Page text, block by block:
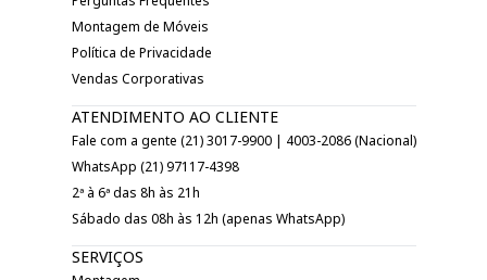
Montagem de Móveis
Política de Privacidade
Vendas Corporativas
ATENDIMENTO AO CLIENTE
Fale com a gente (21) 3017-9900 | 4003-2086 (Nacional)
WhatsApp (21) 97117-4398
2ª à 6ª das 8h às 21h
Sábado das 08h às 12h (apenas WhatsApp)
SERVIÇOS